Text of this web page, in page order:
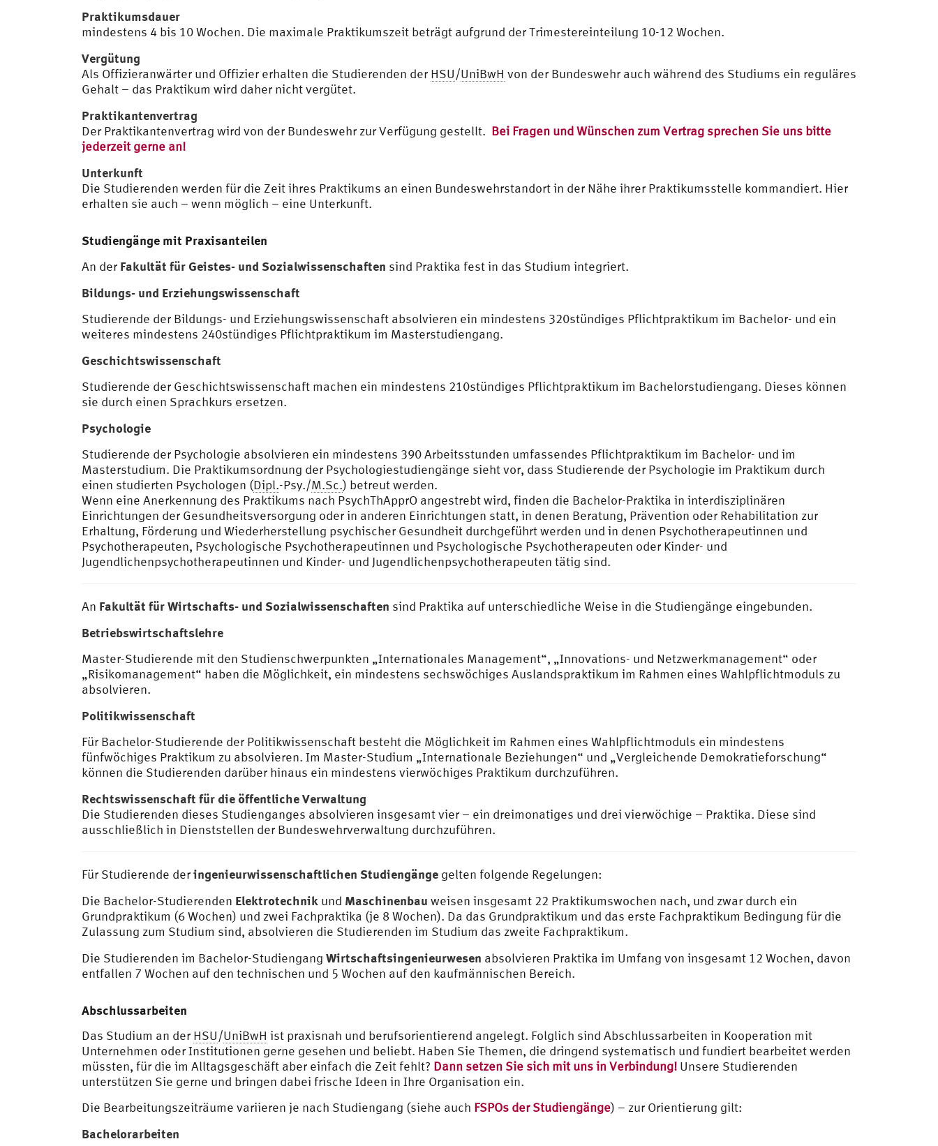
Praktikumsdauer
mindestens 4 bis 10 Wochen. Die maximale Praktikumszeit beträgt aufgrund der Trimestereinteilung 10-12 Wochen.
Vergütung
Als Offizieranwärter und Offizier erhalten die Studierenden der HSU/UniBwH von der Bundeswehr auch während des Studiums ein reguläres
Gehalt – das Praktikum wird daher nicht vergütet.
Praktikantenvertrag
Der Praktikantenvertrag wird von der Bundeswehr zur Verfügung gestellt. Bei Fragen und Wünschen zum Vertrag sprechen Sie uns bitte
jederzeit gerne an!
Unterkunft
Die Studierenden werden für die Zeit ihres Praktikums an einen Bundeswehrstandort in der Nähe ihrer Praktikumsstelle kommandiert. Hier
erhalten sie auch – wenn möglich – eine Unterkunft.
Studiengänge mit Praxisanteilen
An der Fakultät für Geistes- und Sozialwissenschaften sind Praktika fest in das Studium integriert.
Bildungs- und Erziehungswissenschaft
Studierende der Bildungs- und Erziehungswissenschaft absolvieren ein mindestens 320stündiges Pflichtpraktikum im Bachelor- und ein
weiteres mindestens 240stündiges Pflichtpraktikum im Masterstudiengang.
Geschichtswissenschaft
Studierende der Geschichtswissenschaft machen ein mindestens 210stündiges Pflichtpraktikum im Bachelorstudiengang. Dieses können
sie durch einen Sprachkurs ersetzen.
Psychologie
Studierende der Psychologie absolvieren ein mindestens 390 Arbeitsstunden umfassendes Pflichtpraktikum im Bachelor- und im
Masterstudium. Die Praktikumsordnung der Psychologiestudiengänge sieht vor, dass Studierende der Psychologie im Praktikum durch
einen studierten Psychologen (Dipl.-Psy./M.Sc.) betreut werden.
Wenn eine Anerkennung des Praktikums nach PsychThApprO angestrebt wird, finden die Bachelor-Praktika in interdisziplinären
Einrichtungen der Gesundheitsversorgung oder in anderen Einrichtungen statt, in denen Beratung, Prävention oder Rehabilitation zur
Erhaltung, Förderung und Wiederherstellung psychischer Gesundheit durchgeführt werden und in denen Psychotherapeutinnen und
Psychotherapeuten, Psychologische Psychotherapeutinnen und Psychologische Psychotherapeuten oder Kinder- und
Jugendlichenpsychotherapeutinnen und Kinder- und Jugendlichenpsychotherapeuten tätig sind.
An Fakultät für Wirtschafts- und Sozialwissenschaften sind Praktika auf unterschiedliche Weise in die Studiengänge eingebunden.
Betriebswirtschaftslehre
Master-Studierende mit den Studienschwerpunkten „Internationales Management“, „Innovations- und Netzwerkmanagement“ oder
„Risikomanagement“ haben die Möglichkeit, ein mindestens sechswöchiges Auslandspraktikum im Rahmen eines Wahlpflichtmoduls zu
absolvieren.
Politikwissenschaft
Für Bachelor-Studierende der Politikwissenschaft besteht die Möglichkeit im Rahmen eines Wahlpflichtmoduls ein mindestens
fünfwöchiges Praktikum zu absolvieren. Im Master-Studium „Internationale Beziehungen“ und „Vergleichende Demokratieforschung“
können die Studierenden darüber hinaus ein mindestens vierwöchiges Praktikum durchzuführen.
Rechtswissenschaft für die öffentliche Verwaltung
Die Studierenden dieses Studienganges absolvieren insgesamt vier – ein dreimonatiges und drei vierwöchige – Praktika. Diese sind
ausschließlich in Dienststellen der Bundeswehrverwaltung durchzuführen.
Für Studierende deringenieurwissenschaftlichen Studiengänge gelten folgende Regelungen:
Die Bachelor-Studierenden Elektrotechnik und Maschinenbau weisen insgesamt 22 Praktikumswochen nach, und zwar durch ein
Grundpraktikum (6 Wochen) und zwei Fachpraktika (je 8 Wochen). Da das Grundpraktikum und das erste Fachpraktikum Bedingung für die
Zulassung zum Studium sind, absolvieren die Studierenden im Studium das zweite Fachpraktikum.
Die Studierenden im Bachelor-Studiengang Wirtschaftsingenieurwesen absolvieren Praktika im Umfang von insgesamt 12 Wochen, davon
entfallen 7 Wochen auf den technischen und 5 Wochen auf den kaufmännischen Bereich.
Abschlussarbeiten
Das Studium an der HSU/UniBwH ist praxisnah und berufsorientierend angelegt. Folglich sind Abschlussarbeiten in Kooperation mit
Unternehmen oder Institutionen gerne gesehen und beliebt. Haben Sie Themen, die dringend systematisch und fundiert bearbeitet werden
müssten, für die im Alltagsgeschäft aber einfach die Zeit fehlt? Dann setzen Sie sich mit uns in Verbindung! Unsere Studierenden
unterstützen Sie gerne und bringen dabei frische Ideen in Ihre Organisation ein.
Die Bearbeitungszeiträume variieren je nach Studiengang (siehe auch FSPOs der Studiengänge) – zur Orientierung gilt:
Bachelorarbeiten